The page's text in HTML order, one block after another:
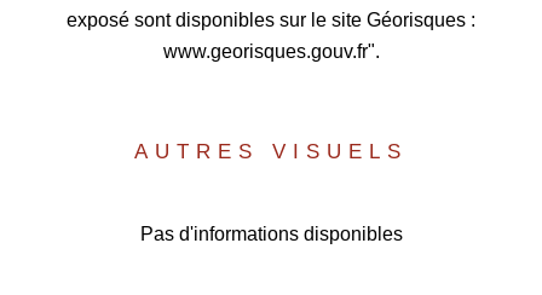
exposé sont disponibles sur le site Géorisques :
www.georisques.gouv.fr".
AUTRES VISUELS
Pas d'informations disponibles